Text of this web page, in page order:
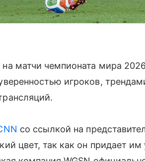
матчи чемпионата мира
игроков,
со ссылкой на
цвет, так как он придает им